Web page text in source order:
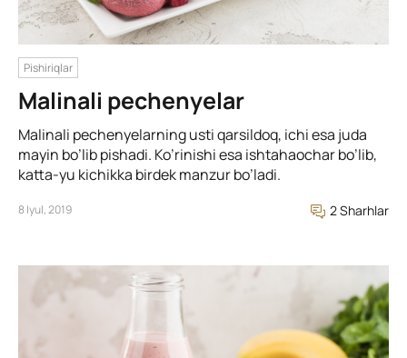
Pishiriqlar
Malinali pechenyelar
Malinali pechenyelarning usti qarsildoq, ichi esa juda
mayin bo’lib pishadi. Ko’rinishi esa ishtahaochar bo’lib,
katta-yu kichikka birdek manzur bo’ladi.
8 Iyul, 2019 2 Sharhlar